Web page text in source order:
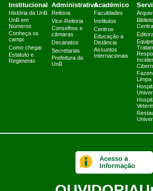
Institucional
História da UnB
UnB em
Números
Conheça os
campi
Como chegar
Estatuto e
Regimento
Administrativo
Reitoria
Vice-Reitoria
Conselhos e
câmaras
Decanatos
Secretarias
Prefeitura da
UnB
Acadêmico
Faculdades
Institutos
Centros
Educação a
Distância
Assuntos
Internacionais
Limpa
Acesso à
Informação